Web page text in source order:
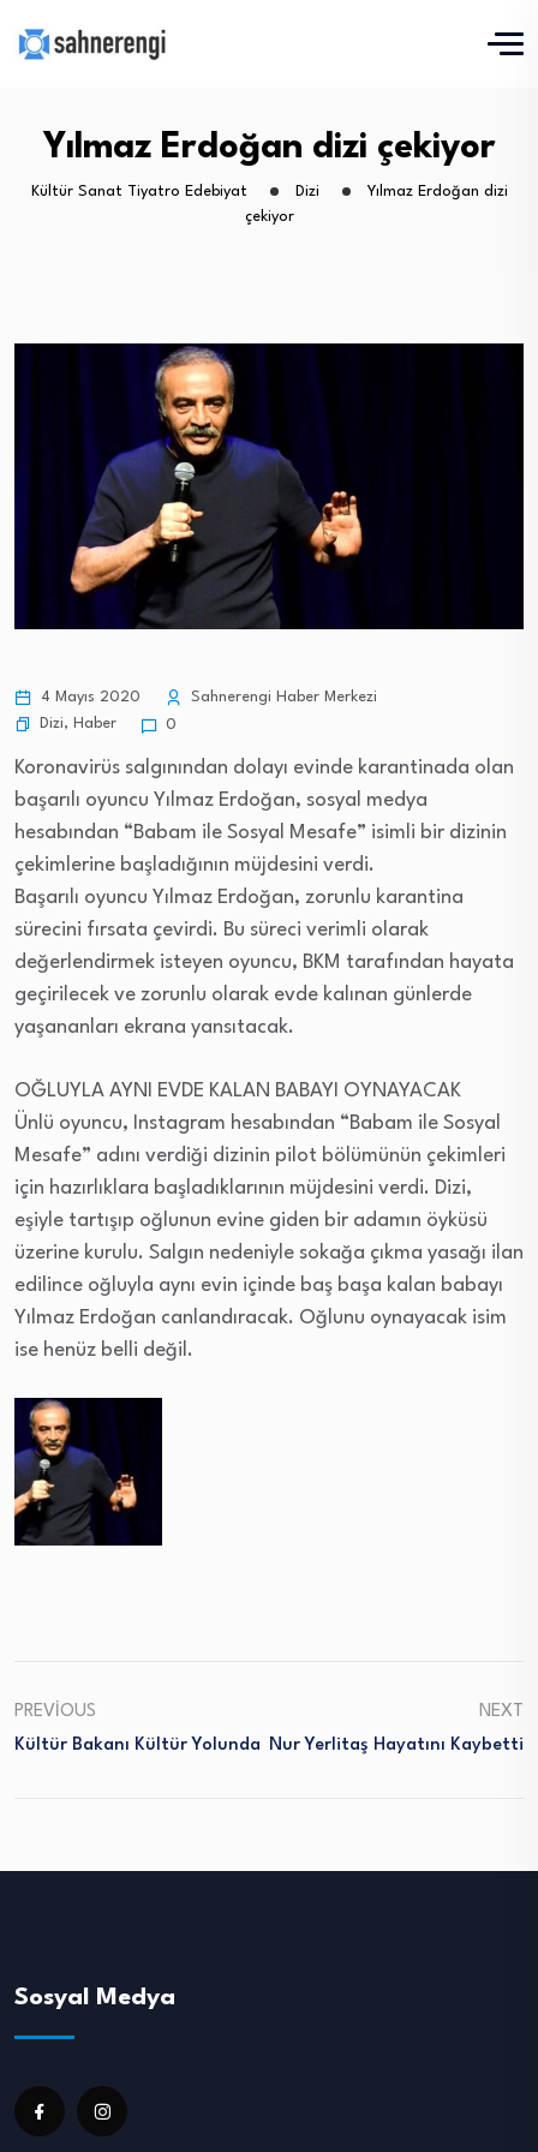
Yılmaz Erdoğan dizi çekiyor
Kültür Sanat Tiyatro Edebiyat Dizi
Yılmaz Erdoğan dizi
çekiyor
4 Mayıs 2020
Sahnerengi Haber Merkezi
Dizi, Haber 0
Koronavirüs salgınından dolayı evinde karantinada olan
başarılı oyuncu Yılmaz Erdoğan, sosyal medya
hesabından “Babam ile Sosyal Mesafe” isimli bir dizinin
çekimlerine başladığının müjdesini verdi.
Başarılı oyuncu Yılmaz Erdoğan, zorunlu karantina
sürecini fırsata çevirdi. Bu süreci verimli olarak
değerlendirmek isteyen oyuncu, BKM tarafından hayata
geçirilecek ve zorunlu olarak evde kalınan günlerde
yaşananları ekrana yansıtacak.
OĞLUYLA AYNI EVDE KALAN BABAYI OYNAYACAK
Ünlü oyuncu, Instagram hesabından “Babam ile Sosyal
Mesafe” adını verdiği dizinin pilot bölümünün çekimleri
için hazırlıklara başladıklarının müjdesini verdi. Dizi,
eşiyle tartışıp oğlunun evine giden bir adamın öyküsü
üzerine kurulu. Salgın nedeniyle sokağa çıkma yasağı ilan
edilince oğluyla aynı evin içinde baş başa kalan babayı
Yılmaz Erdoğan canlandıracak. Oğlunu oynayacak isim
ise henüz belli değil.
PREVIOUS
Kültür Bakanı Kültür Yolunda
NEXT
Nur Yerlitaş Hayatını Kaybetti
Sosyal Medya